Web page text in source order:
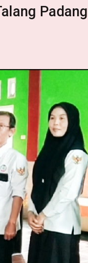
Padang